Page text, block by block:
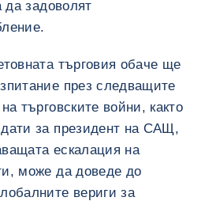
да задоволят
търговия обаче ще
през следващите
търговските войни, както
за президент на САЩ,
ескалация на
може да доведе до
вериги за